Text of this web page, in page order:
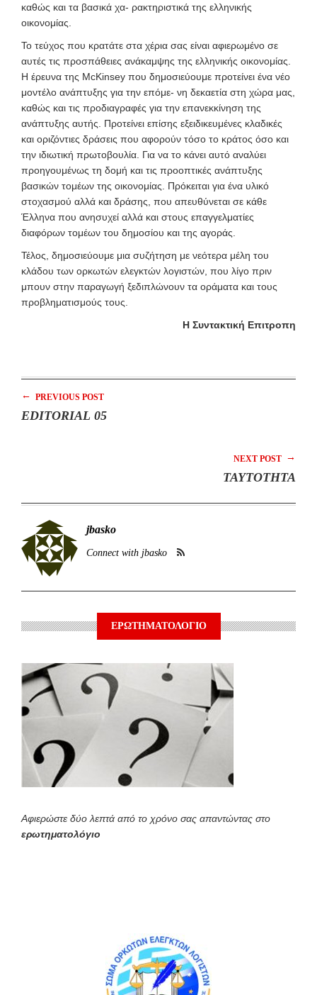
καθώς και τα βασικά χα- ρακτηριστικά της ελληνικής
οικονομίας.
Το τεύχος που κρατάτε στα χέρια σας είναι αφιερωμένο σε
αυτές τις προσπάθειες ανάκαμψης της ελληνικής οικονομίας.
Η έρευνα της McKinsey που δημοσιεύουμε προτείνει ένα νέο
μοντέλο ανάπτυξης για την επόμε- νη δεκαετία στη χώρα μας,
καθώς και τις προδιαγραφές για την επανεκκίνηση της
ανάπτυξης αυτής. Προτείνει επίσης εξειδικευμένες κλαδικές
και οριζόντιες δράσεις που αφορούν τόσο το κράτος όσο και
την ιδιωτική πρωτοβουλία. Για να το κάνει αυτό αναλύει
προηγουμένως τη δομή και τις προοπτικές ανάπτυξης
βασικών τομέων της οικονομίας. Πρόκειται για ένα υλικό
στοχασμού αλλά και δράσης, που απευθύνεται σε κάθε
Έλληνα που ανησυχεί αλλά και στους επαγγελματίες
διαφόρων τομέων του δημοσίου και της αγοράς.
Τέλος, δημοσιεύουμε μια συζήτηση με νεότερα μέλη του
κλάδου των ορκωτών ελεγκτών λογιστών, που λίγο πριν
μπουν στην παραγωγή ξεδιπλώνουν τα οράματα και τους
προβληματισμούς τους.
Η Συντακτική Επιτροπη
← PREVIOUS POST
EDITORIAL 05
NEXT POST →
TAYTOTHTA
jbasko
Connect with jbasko
ΕΡΩΤΗΜΑΤΟΛΟΓΙΟ
Αφιερώστε δύο λεπτά από το χρόνο σας απαντώντας στο
ερωτηματολόγιο